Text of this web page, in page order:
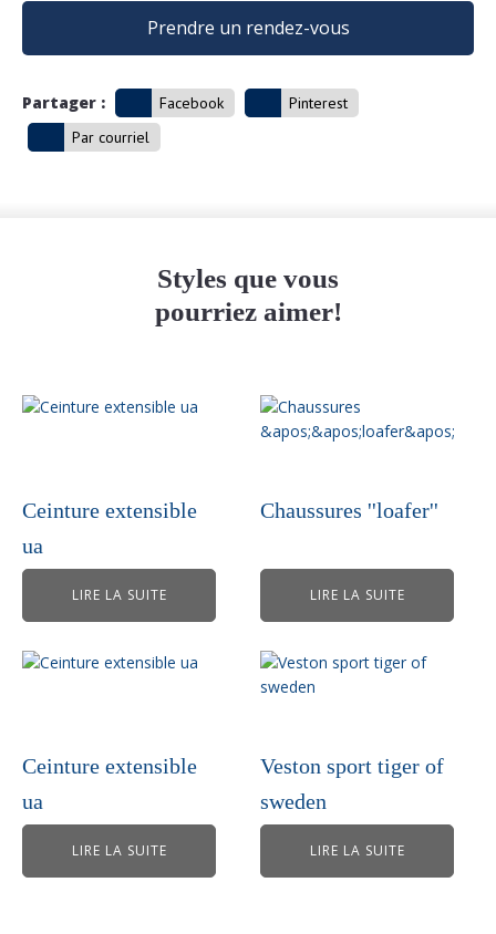
Prendre un rendez-vous
Partager : Facebook
Pinterest
Par courriel
Styles que vous
pourriez aimer!
Ceinture extensible
ua
LIRE LA SUITE
Chaussures ''loafer''
LIRE LA SUITE
Ceinture extensible
ua
LIRE LA SUITE
Veston sport tiger of
sweden
LIRE LA SUITE